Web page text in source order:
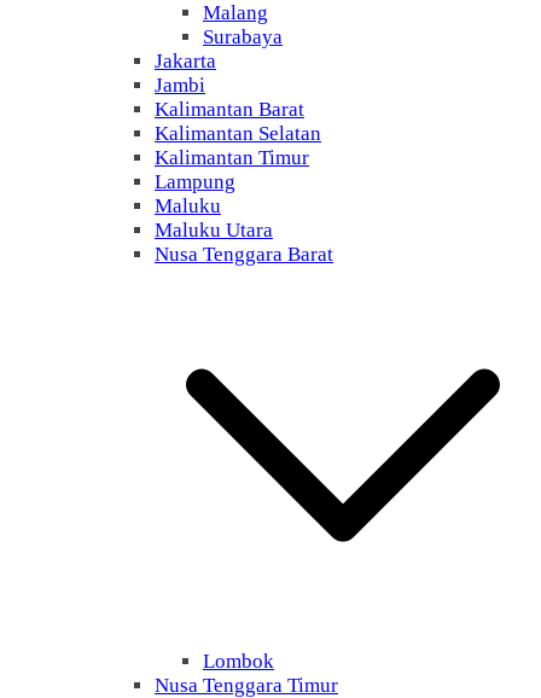
Malang
Surabaya
Jakarta
Jambi
Kalimantan Barat
Kalimantan Selatan
Kalimantan Timur
Lampung
Maluku
Maluku Utara
Nusa Tenggara Barat
Lombok
Nusa Tenggara Timur